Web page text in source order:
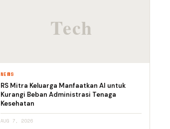
NEWS
RS Mitra Keluarga Manfaatkan AI untuk
Kurangi Beban Administrasi Tenaga
Kesehatan
AUG 7, 2026